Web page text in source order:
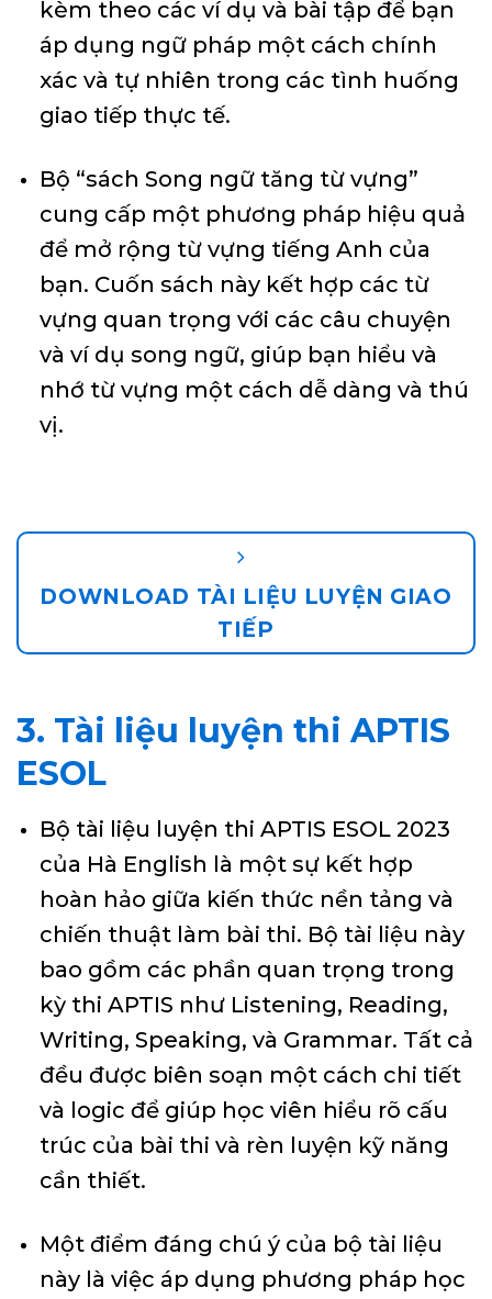
kèm theo các ví dụ và bài tập để bạn
áp dụng ngữ pháp một cách chính
xác và tự nhiên trong các tình huống
giao tiếp thực tế.
Bộ “sách Song ngữ tăng từ vựng”
cung cấp một phương pháp hiệu quả
để mở rộng từ vựng tiếng Anh của
bạn. Cuốn sách này kết hợp các từ
vựng quan trọng với các câu chuyện
và ví dụ song ngữ, giúp bạn hiểu và
nhớ từ vựng một cách dễ dàng và thú
vị.
DOWNLOAD TÀI LIỆU LUYỆN GIAO
TIẾP
3. Tài liệu luyện thi APTIS
ESOL
Bộ tài liệu luyện thi APTIS ESOL 2023
của Hà English là một sự kết hợp
hoàn hảo giữa kiến thức nền tảng và
chiến thuật làm bài thi. Bộ tài liệu này
bao gồm các phần quan trọng trong
kỳ thi APTIS như Listening, Reading,
Writing, Speaking, và Grammar. Tất cả
đều được biên soạn một cách chi tiết
và logic để giúp học viên hiểu rõ cấu
trúc của bài thi và rèn luyện kỹ năng
cần thiết.
Một điểm đáng chú ý của bộ tài liệu
này là việc áp dụng phương pháp học